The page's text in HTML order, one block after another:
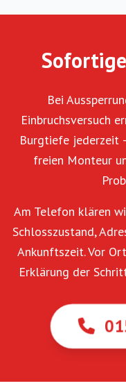
Bei
Einbruchsversuch
Burgtiefe jederzeit
freien Monteur
Am Telefon klären
Schlosszustand,
Ankunftszeit. Vor
Erklärung der